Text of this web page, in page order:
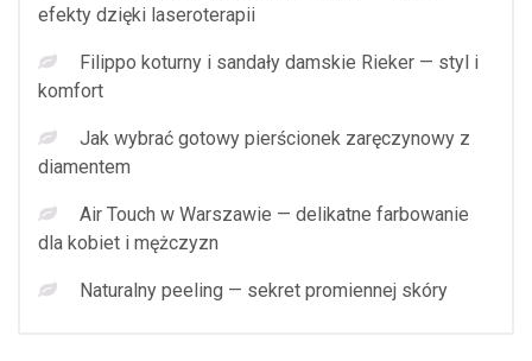
efekty dzięki laseroterapii
Filippo koturny i sandały damskie Rieker — styl i
komfort
Jak wybrać gotowy pierścionek zaręczynowy z
diamentem
Air Touch w Warszawie — delikatne farbowanie
dla kobiet i mężczyzn
Naturalny peeling — sekret promiennej skóry